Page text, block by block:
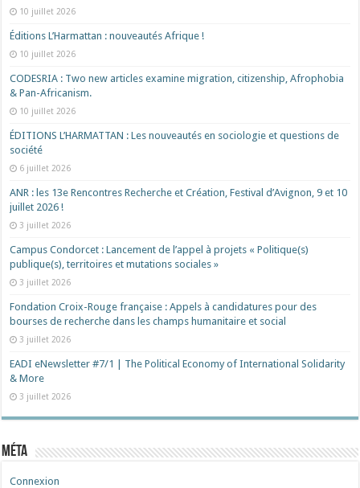
10 juillet 2026
Éditions L’Harmattan : nouveautés Afrique !​
10 juillet 2026
CODESRIA : Two new articles examine migration, citizenship, Afrophobia
& Pan-Africanism.
10 juillet 2026
ÉDITIONS L’HARMATTAN : Les nouveautés en sociologie et questions de
société
6 juillet 2026
ANR : les 13e Rencontres Recherche et Création, Festival d’Avignon, 9 et 10
juillet 2026 !
3 juillet 2026
Campus Condorcet : Lancement de l’appel à projets « Politique(s)
publique(s), territoires et mutations sociales »
3 juillet 2026
Fondation Croix-Rouge française : Appels à candidatures pour des
bourses de recherche dans les champs humanitaire et social
3 juillet 2026
EADI eNewsletter #7/1 | The Political Economy of International Solidarity
& More
3 juillet 2026
Méta
Connexion